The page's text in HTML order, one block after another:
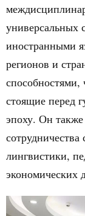
универсальных
иностранными
регионов и
стоящие перед
эпоху. Он
лингвистики,
экономических